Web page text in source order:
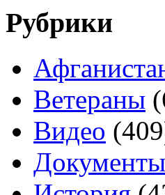
Рубрики
Ветераны
Видео
Документы